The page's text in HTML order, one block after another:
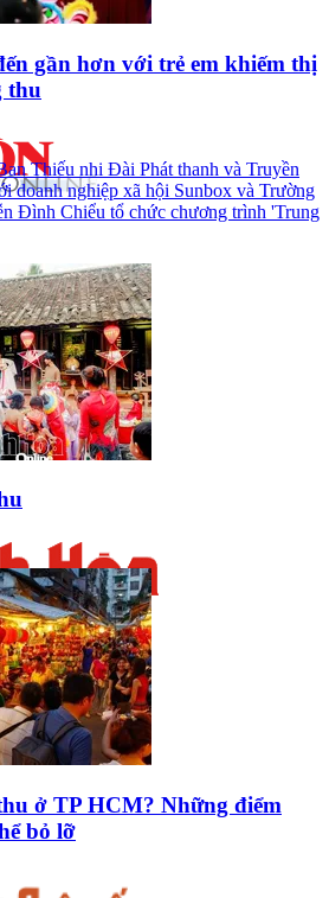
gần hơn với trẻ em khiếm thị
thu
Thiếu nhi Đài Phát thanh và Truyền
doanh nghiệp xã hội Sunbox và Trường
Đình Chiểu tổ chức chương trình 'Trung
ở TP HCM? Những điểm
bỏ lỡ